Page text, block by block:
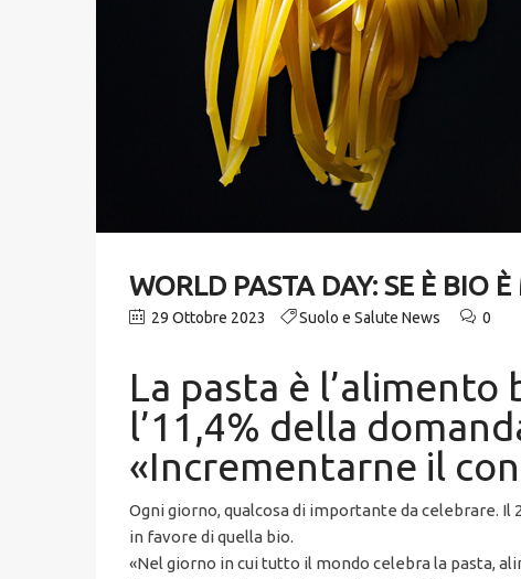
WORLD PASTA DAY: SE È BIO È
29 Ottobre 2023 Suolo e Salute News 0
La pasta è
l’11,4% della
«Incrementarne il
Ogni giorno, qualcosa di importante da celebrare.
in favore di quella bio.
«Nel giorno in cui tutto il mondo celebra la pasta,